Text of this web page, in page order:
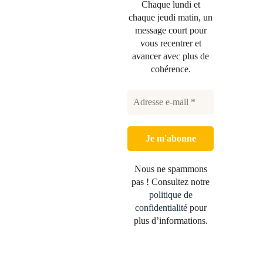
Chaque lundi et
chaque jeudi matin, un
message court pour
vous recentrer et
avancer avec plus de
cohérence.
Nous ne spammons
pas ! Consultez notre
politique de
confidentialitépour
plus d’informations.